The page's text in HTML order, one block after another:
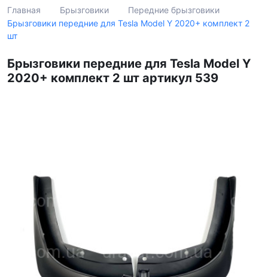
Главная Брызговики
Передние брызговики
Брызговики передние для Tesla Model Y 2020+ комплект 2
шт
Брызговики передние для Tesla Model Y
2020+ комплект 2 шт артикул 539